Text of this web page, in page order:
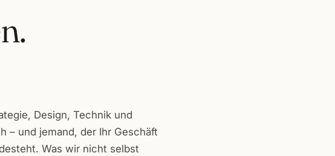
Design, Technik und
– und jemand, der Ihr Geschäft
Was wir nicht selbst